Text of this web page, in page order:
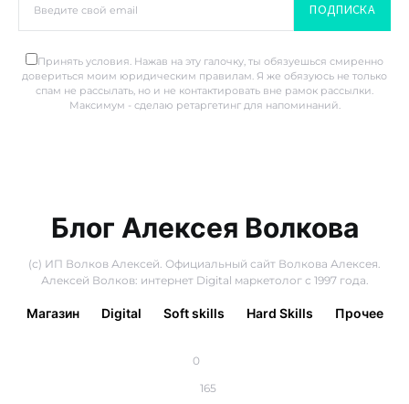
ПОДПИСКА
Принять условия. Нажав на эту галочку, ты обязуешься смиренно
довериться моим юридическим правилам. Я же обязуюсь не только
спам не рассылать, но и не контактировать вне рамок рассылки.
Максимум - сделаю ретаргетинг для напоминаний.
Блог Алексея Волкова
(с) ИП Волков Алексей. Официальный сайт Волкова Алексея.
Алексей Волков: интернет Digital маркетолог с 1997 года.
0
165
Магазин Digital Soft skills Hard Skills Прочее